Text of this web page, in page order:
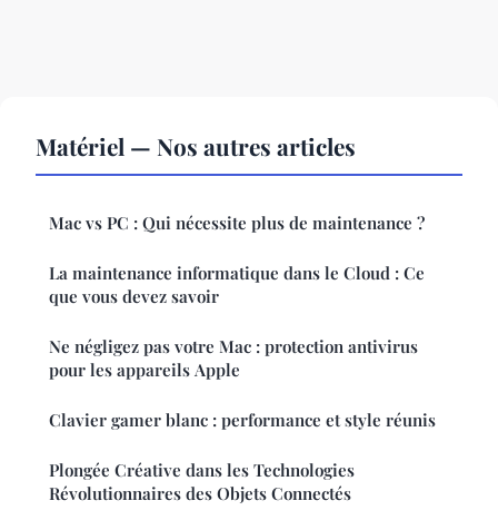
Matériel — Nos autres articles
Mac vs PC : Qui nécessite plus de maintenance ?
La maintenance informatique dans le Cloud : Ce
que vous devez savoir
Ne négligez pas votre Mac : protection antivirus
pour les appareils Apple
Clavier gamer blanc : performance et style réunis
Plongée Créative dans les Technologies
Révolutionnaires des Objets Connectés